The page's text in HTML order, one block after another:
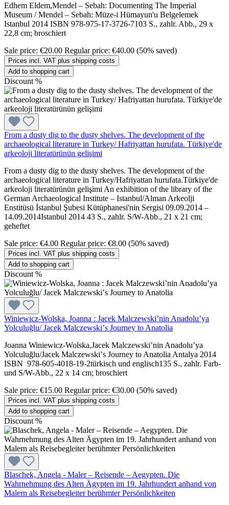
Edhem Eldem,Mendel – Sebah: Documenting The Imperial
Museum / Mendel – Sebah: Müze-i Hümayun'u Belgelemek
Istanbul 2014 ISBN 978-975-17-3726-7103 S., zahlr. Abb., 29 x
22,8 cm; broschiert
Sale price: €20.00 Regular price: €40.00 (50% saved)
Prices incl. VAT plus shipping costs
Add to shopping cart
Discount %
From a dusty dig to the dusty shelves. The development of the
archaeological literature in Turkey/ Hafriyattan hurufata. Türkiye'de
arkeoloji literatürünün gelişimi
From a dusty dig to the dusty shelves. The development of the
archaeological literature in Turkey/Hafriyattan hurufata.Türkiye'de
arkeoloji literatürünün gelişimi An exhibition of the library of the
German Archaeological Institute – Istanbul/Alman Arkeolji
Enstitüsü İstanbul Şubesi Kütüphanesi'nin Sergisi 09.09.2014 –
14.09.2014Istanbul 2014 43 S., zahlr. S/W-Abb., 21 x 21 cm;
geheftet
Sale price: €4.00 Regular price: €8.00 (50% saved)
Prices incl. VAT plus shipping costs
Add to shopping cart
Discount %
Winiewicz-Wolska, Joanna : Jacek Malczewskiʼnin Anadoluʼya
Yolculuğlu/ Jacek Malczewskiʼs Journey to Anatolia
Joanna Winiewicz-Wolska,Jacek Malczewskiʼnin Anadoluʼya
Yolculuğlu/Jacek Malczewskiʼs Journey to Anatolia Antalya 2014
ISBN 978-605-4018-19-2türkisch und englisch135 S., zahlr. Farb-
und S/W-Abb., 22 x 14 cm; broschiert
Sale price: €15.00 Regular price: €30.00 (50% saved)
Prices incl. VAT plus shipping costs
Add to shopping cart
Discount %
Blaschek, Angela - Maler – Reisende – Aegypten. Die
Wahrnehmung des Alten Ägypten im 19. Jahrhundert anhand von
Malern als Reisebegleiter berühmter Persönlichkeiten